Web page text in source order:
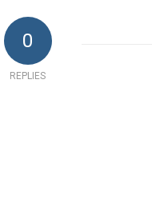
0
REPLIES